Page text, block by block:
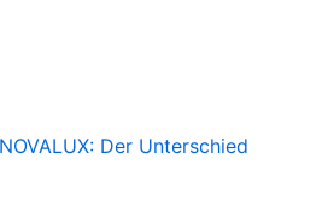
Der Unterschied